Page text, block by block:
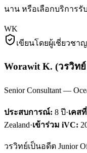
นาน หรือเลือกบริการรั
WK
เขียนโดยผู้เชี่ยวชาญ
Worawit K. (วรวิท
Senior Consultant —
ประสบการณ์: 8 ปี·เคส
Zealand·เข้าร่วม iVC:
วรวิทย์เป็นอดีต Junior